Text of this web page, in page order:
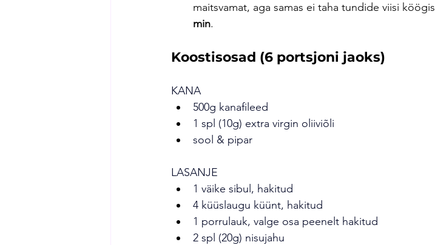
maitsvamat, aga samas ei taha tundide viisi
min.
Koostisosad (6 portsjoni jaoks)
KANA
500g kanafileed
1 spl (10g) extra virgin oliiviõli
sool & pipar
LASANJE
1 väike sibul, hakitud
4 küüslaugu küünt, hakitud
1 porrulauk, valge osa peenelt hakitud
2 spl (20g) nisujahu